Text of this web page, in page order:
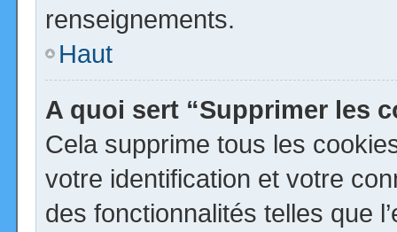
renseignements.
Haut
A quoi sert “Supprimer les
Cela supprime tous les
votre identification et votre
des fonctionnalités telles que